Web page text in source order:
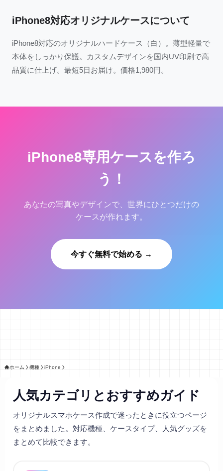
iPhone8対応オリジナルケースについて
iPhone8対応のオリジナルハードケース（白）。薄型軽量で
本体をしっかり保護。カスタムデザインを国内UV印刷で高
品質に仕上げ。最短5日お届け。価格1,980円。
iPhone8専用ケースを作ろ
う！
あなたの写真やデザインで、世界にひとつだけの
ケースが作れます。
今すぐ無料で始める →
ホーム 機種 iPhone
人気カテゴリとおすすめガイド
オリジナルスマホケース作成で迷ったときに役立つページ
をまとめました。対応機種、ケースタイプ、人気グッズを
まとめて比較できます。